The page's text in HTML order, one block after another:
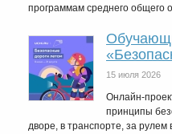
программам среднего общего
15 июля 2026
Онлайн-
принципы
дворе, в транспорте, за рулем